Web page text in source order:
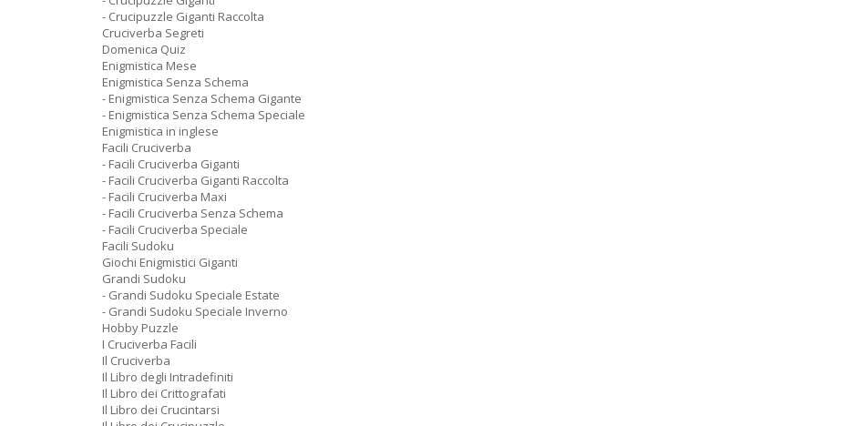
- Crucipuzzle Giganti Raccolta
Cruciverba Segreti
Domenica Quiz
Enigmistica Mese
Enigmistica Senza Schema
- Enigmistica Senza Schema Gigante
- Enigmistica Senza Schema Speciale
Enigmistica in inglese
Facili Cruciverba
- Facili Cruciverba Giganti
- Facili Cruciverba Giganti Raccolta
- Facili Cruciverba Maxi
- Facili Cruciverba Senza Schema
- Facili Cruciverba Speciale
Facili Sudoku
Giochi Enigmistici Giganti
Grandi Sudoku
- Grandi Sudoku Speciale Estate
- Grandi Sudoku Speciale Inverno
Hobby Puzzle
I Cruciverba Facili
Il Cruciverba
Il Libro degli Intradefiniti
Il Libro dei Crittografati
Il Libro dei Crucintarsi